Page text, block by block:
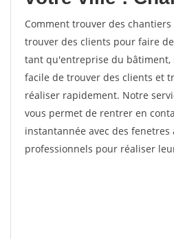
Comment trouver des
trouver des clients pour faire
tant qu'entreprise du bâtiment,
facile de trouver des clients et
réaliser rapidement. Notre
vous permet de rentrer en
instantannée avec des fenetres
professionnels pour réaliser